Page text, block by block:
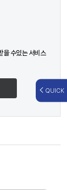
을 수있는 서비스
QUICK